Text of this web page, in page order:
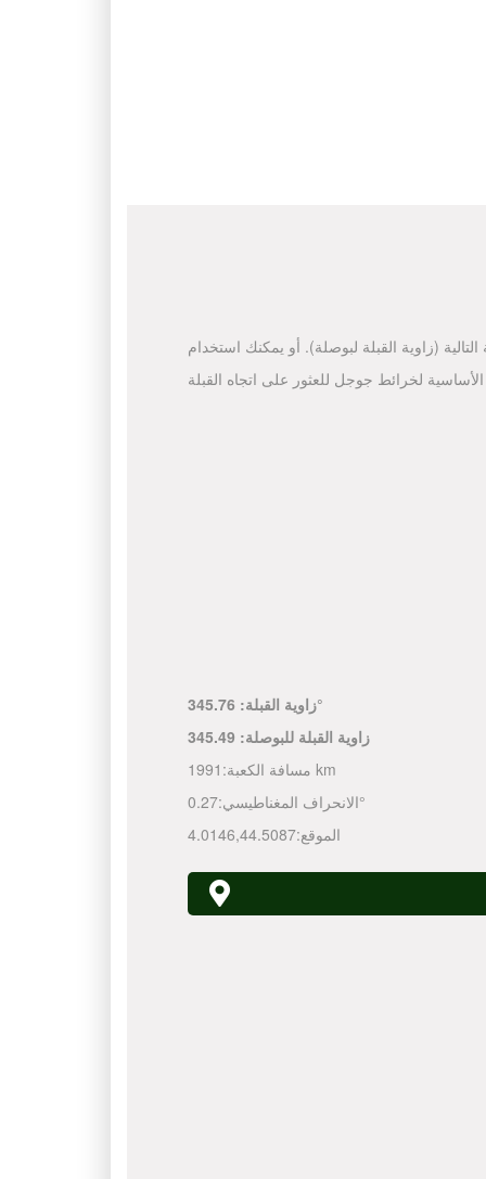
(زاوية القبلة لبوصلة). أو يمكنك استخدام
زاوية القبلة:345.76°
زاوية القبلة للبوصلة: 345.49
مسافة الكعبة: 1991 km
الانحراف المغناطيسي:0.27°
الموقع:
4.0146,44.5087